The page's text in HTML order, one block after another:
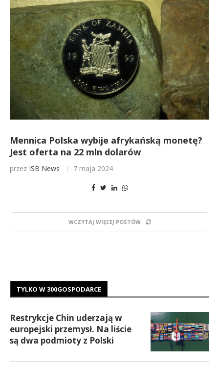
Mennica Polska wybije afrykańską monetę?
Jest oferta na 22 mln dolarów
przez ISB News 7 maja 2024
WCZYTAJ WIĘCEJ POSTÓW
TYLKO W 300GOSPODARCE
Restrykcje Chin uderzają w
europejski przemysł. Na liście
są dwa podmioty z Polski